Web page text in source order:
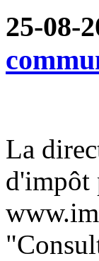
25-08-
La
d'impôt